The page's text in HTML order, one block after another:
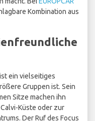
Kombination aus
ein vielseitiges
Gruppen ist. Sein
Sitze machen ihn
Küste oder zur
Der Ruf des Focus